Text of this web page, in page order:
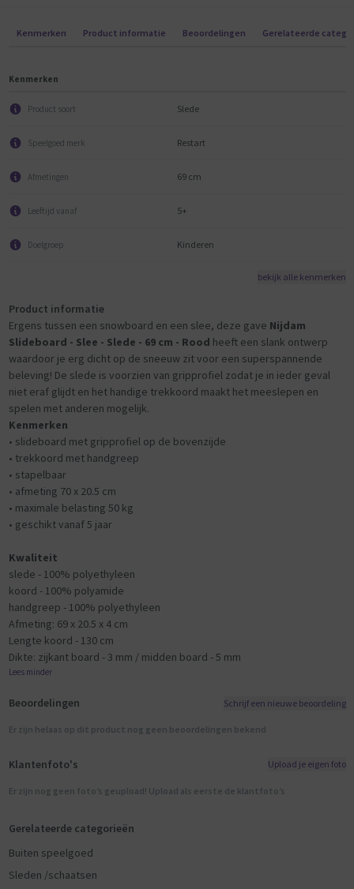
Kenmerken Product informatie Beoordelingen Gerelateerde
Kenmerken
Product soort Slede
Speelgoed merk Restart
Afmetingen 69 cm
Leeftijd vanaf 5+
Doelgroep Kinderen
bekijk alle kenmerken
Product informatie
Ergens tussen een snowboard en een slee, deze gave Nijdam
Slideboard - Slee - Slede - 69 cm - Rood heeft een slank ontwerp
waardoor je erg dicht op de sneeuw zit voor een superspannende
beleving! De slede is voorzien van gripprofiel zodat je in ieder geval
niet eraf glijdt en het handige trekkoord maakt het meeslepen en
spelen met anderen mogelijk.
Kenmerken
• slideboard met gripprofiel op de bovenzijde
• trekkoord met handgreep
• stapelbaar
• afmeting 70 x 20.5 cm
• maximale belasting 50 kg
• geschikt vanaf 5 jaar
Kwaliteit
slede - 100% polyethyleen
koord - 100% polyamide
handgreep - 100% polyethyleen
Afmeting: 69 x 20.5 x 4 cm
Lengte koord - 130 cm
Dikte: zijkant board - 3 mm / midden board - 5 mm
Lees minder
Beoordelingen Schrijf een nieuwe beoordeling
Er zijn helaas op dit product nog geen beoordelingen bekend
Klantenfoto's Upload je eigen foto
Er zijn nog geen foto’s geupload! Upload als eerste de klantfoto’s
Gerelateerde categorieën
Buiten speelgoed
Sleden /schaatsen